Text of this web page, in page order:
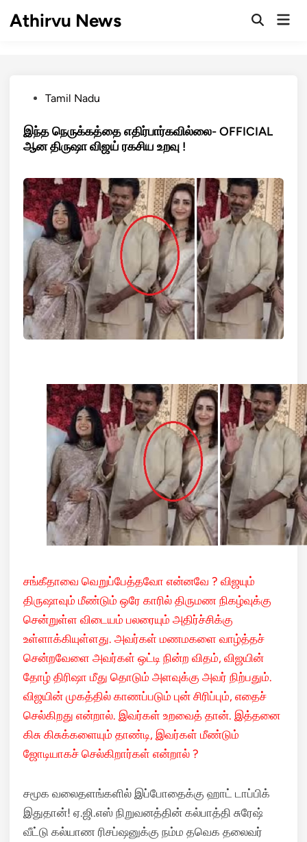
Athirvu News
OpenMain
PostedTamil Nadu
இந்த நெருக்கத்தை எதிர்பார்கவில்லை- OFFICIAL
ஆன திருஷா விஜய் ரகசிய உறவு !
சங்கீதாவை வெறுப்பேத்தவோ என்னவே ? விஜயும்
திருஷாவும் மீண்டும் ஒரே காரில் திருமண நிகழ்வுக்கு
சென்றுள்ள விடையம் பலரையும் அதிர்ச்சிக்கு
உள்ளாக்கியுள்ளது. அவர்கள் மணமகளை வாழ்த்தச்
சென்றவேளை அவர்கள் ஒட்டி நின்ற விதம், விஜயின்
தோழ் திரிஷா மீது தொடும் அளவுக்கு அவர் நிற்பதும்.
விஜயின் முகத்தில் காணப்படும் புன் சிரிப்பும், எதைச்
செல்கிறது என்றால். இவர்கள் உறவைத் தான். இத்தனை
கிசு கிசுக்களையும் தாண்டி, இவர்கள் மீண்டும்
ஜோடியாகச் செல்கிறார்கள் என்றால் ?
சமூக வலைதளங்களில் இப்போதைக்கு ஹாட் டாப்பிக்
இதுதான்! ஏ.ஜி.எஸ் நிறுவனத்தின் கல்பாத்தி சுரேஷ்
வீட்டு கல்யாண ரிசப்ஷனுக்கு நம்ம தவெக தலைவர்